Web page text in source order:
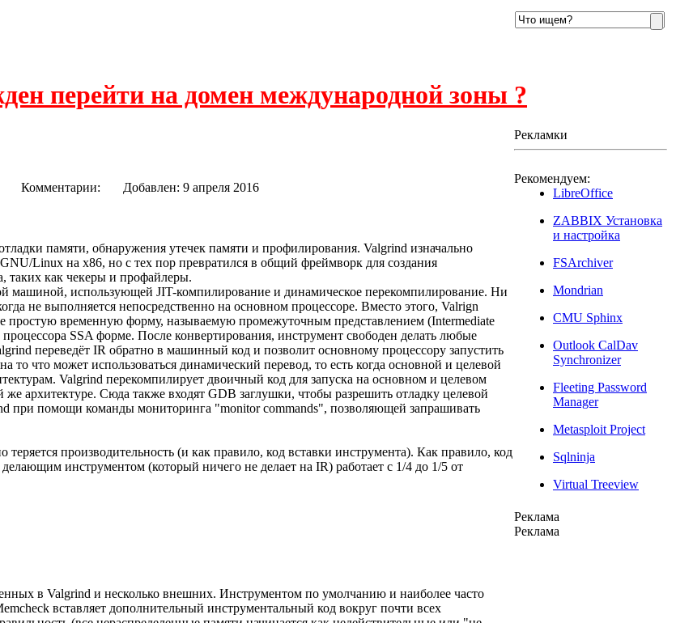
перейти на домен международной зоны ?
Комментарии: Добавлен: 9 апреля 2016
памяти, обнаружения утечек памяти и профилирования. Valgrind изначально
Linux на x86, но с тех пор превратился в общий фреймворк для создания
таких как чекеры и профайлеры.
машиной, использующей JIT-компилирование и динамическое перекомпилирование. Ни
не выполняется непосредственно на основном процессоре. Вместо этого, Valrign
простую временную форму, называемую промежуточным представлением (Intermediate
SSA форме. После конвертирования, инструмент свободен делать любые
переведёт IR обратно в машинный код и позволит основному процессору запустить
то что может использоваться динамический перевод, то есть когда основной и целевой
Valgrind перекомпилирует двоичный код для запуска на основном и целевом
архитектуре. Сюда также входят GDB заглушки, чтобы разрешить отладку целевой
при помощи команды мониторинга "monitor commands", позволяющей запрашивать
теряется производительность (и как правило, код вставки инструмента). Как правило, код
инструментом (который ничего не делает на IR) работает c 1/4 до 1/5 от
в Valgrind и несколько внешних. Инструментом по умолчанию и наиболее часто
вставляет дополнительный инструментальный код вокруг почти всех
Рекламки
Рекомендуем:
LibreOffice
ZABBIX Установка
и настройка
FSArchiver
Mondrian
CMU Sphinx
Outlook CalDav
Synchronizer
Fleeting Password
Manager
Metasploit Project
Sqlninja
Virtual Treeview
Реклама
Реклама